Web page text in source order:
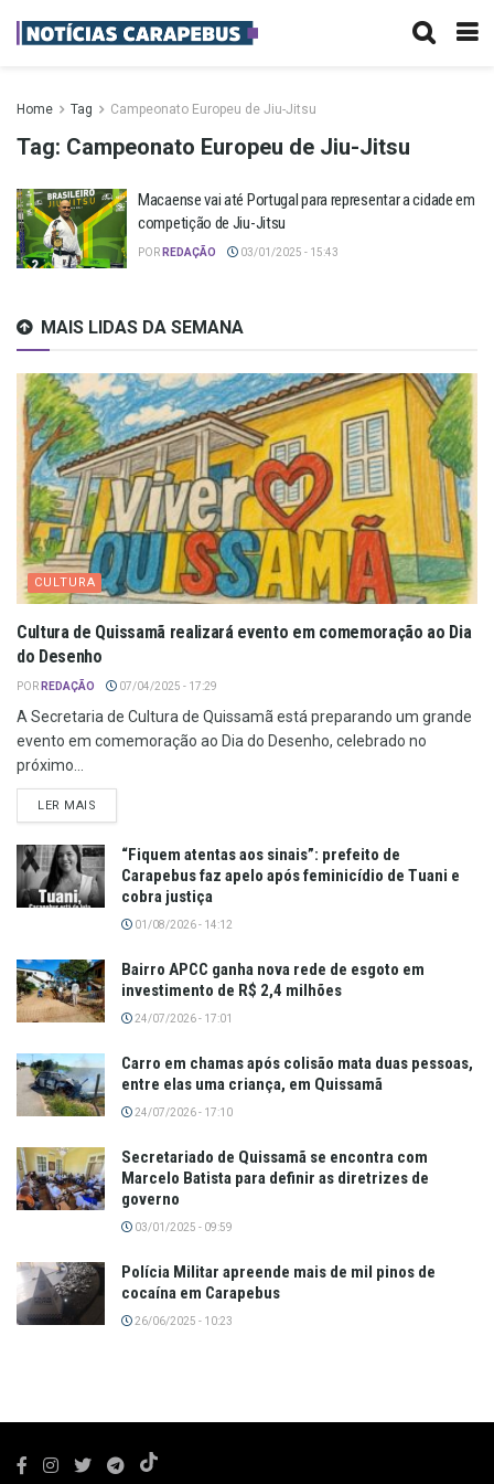
Home Tag Campeonato Europeu de Jiu-Jitsu
Tag: Campeonato Europeu de Jiu-Jitsu
Macaense vai até Portugal para representar a cidade em
competição de Jiu-Jitsu
POR REDAÇÃO 03/01/2025 - 15:43
MAIS LIDAS DA SEMANA
CULTURA
Cultura de Quissamã realizará evento em comemoração ao Dia
do Desenho
POR REDAÇÃO 07/04/2025 - 17:29
A Secretaria de Cultura de Quissamã está preparando um grande
evento em comemoração ao Dia do Desenho, celebrado no
próximo...
LER MAIS
“Fiquem atentas aos sinais”: prefeito de
Carapebus faz apelo após feminicídio de Tuani e
cobra justiça
01/08/2026 - 14:12
Bairro APCC ganha nova rede de esgoto em
investimento de R$ 2,4 milhões
24/07/2026 - 17:01
Carro em chamas após colisão mata duas pessoas,
entre elas uma criança, em Quissamã
24/07/2026 - 17:10
Secretariado de Quissamã se encontra com
Marcelo Batista para definir as diretrizes de
governo
03/01/2025 - 09:59
Polícia Militar apreende mais de mil pinos de
cocaína em Carapebus
26/06/2025 - 10:23